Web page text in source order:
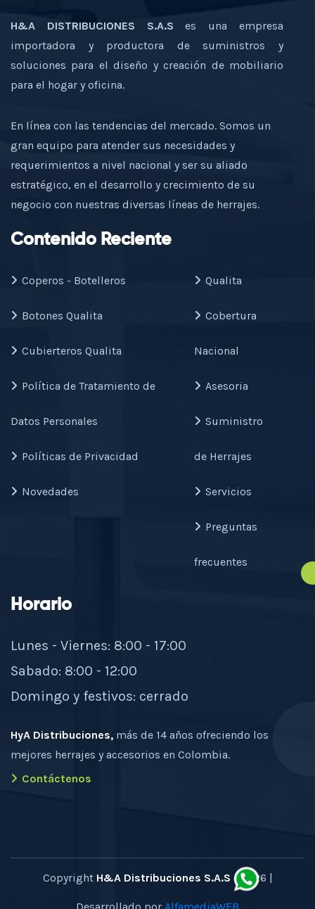
H&A DISTRIBUCIONES S.A.S es una empresa
importadora y productora de suministros y
soluciones para el diseño y creación de mobiliario
para el hogar y oficina.
En línea con las tendencias del mercado. Somos un
gran equipo para atender sus necesidades y
requerimientos a nivel nacional y ser su aliado
estratégico, en el desarrollo y crecimiento de su
negocio con nuestras diversas líneas de herrajes.
Contenido Reciente
Coperos - Botelleros
Botones Qualita
Cubierteros Qualita
Política de Tratamiento de
Datos Personales
Políticas de Privacidad
Novedades
Qualita
Cobertura
Nacional
Asesoria
Suministro
de Herrajes
Servicios
Preguntas
frecuentes
Horario
Lunes - Viernes: 8:00 - 17:00
Sabado: 8:00 - 12:00
Domingo y festivos: cerrado
HyA Distribuciones, más de 14 años ofreciendo los
mejores herrajes y accesorios en Colombia.
Contáctenos
Copyright H&A Distribuciones S.A.S - 2026 |